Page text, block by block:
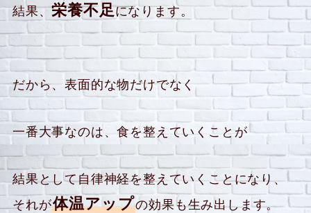
結果、栄養不足になります。
だから、表面的な物だけでなく
一番大事なのは、食を整えていくことが
結果として自律神経を整えていくことになり、
それが体温アップの効果も生み出します。